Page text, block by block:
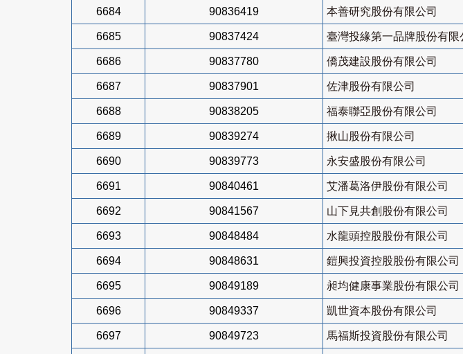
6684 90836419 本善研究股份有限公司
6685 90837424 臺灣投緣第一品牌股份有限
6686 90837780 僑茂建設股份有限公司
6687 90837901 佐津股份有限公司
6688 90838205 福泰聯亞股份有限公司
6689 90839274 揪山股份有限公司
6690 90839773 永安盛股份有限公司
6691 90840461 艾潘葛洛伊股份有限公司
6692 90841567 山下見共創股份有限公司
6693 90848484 水龍頭控股股份有限公司
6694 90848631 鎧興投資控股股份有限公司
6695 90849189 昶均健康事業股份有限公司
6696 90849337 凱世資本股份有限公司
6697 90849723 馬福斯投資股份有限公司